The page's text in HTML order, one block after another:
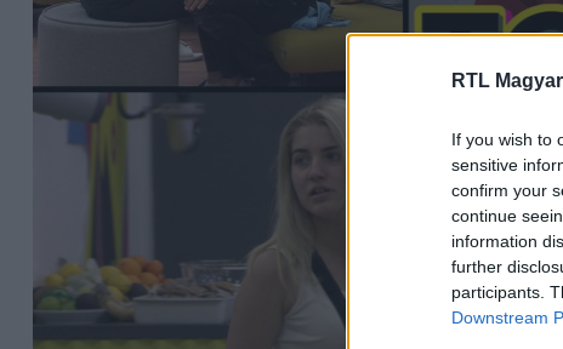
RTL
If you wish to
sensitive
confirm your
continue
information
further
participants.
Downstream